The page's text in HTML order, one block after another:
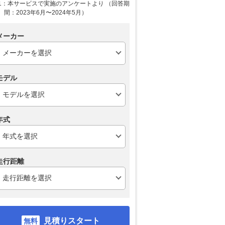
本サービスで実施のアンケートより （回答期
間：2023年6月〜2024年5月）
ーカー
デル
式
行距離
見積りスタート